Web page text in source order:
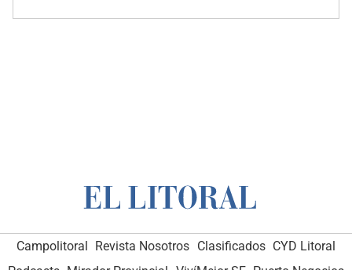
Campolitoral Revista Nosotros Clasificados CYD Litoral